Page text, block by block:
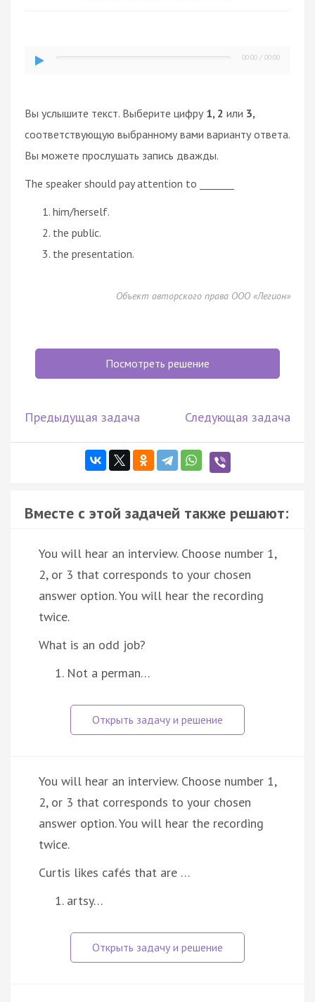
00:00 / 00:00
Вы услышите текст. Выберите цифру 1, 2 или 3,
соответствующую выбранному вами варианту ответа.
Вы можете прослушать запись дважды.
The speaker should pay attention to _______
him/herself.
the public.
the presentation.
Объект авторского права ООО «Легион»
Посмотреть решение
Предыдущая задача Следующая задача
Вместе с этой задачей также решают:
You will hear an interview. Choose number 1,
2, or 3 that corresponds to your chosen
answer option. You will hear the recording
twice.
What is an odd job?
Not a perman…
You will hear an interview. Choose number 1,
2, or 3 that corresponds to your chosen
answer option. You will hear the recording
twice.
Curtis likes cafés that are …
artsy…